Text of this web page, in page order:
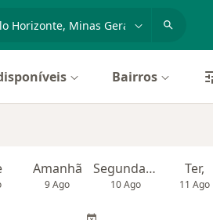
Bairros
Amanhã
9 Ago
Segunda-feira
10 Ago
Ter,
11 Ago